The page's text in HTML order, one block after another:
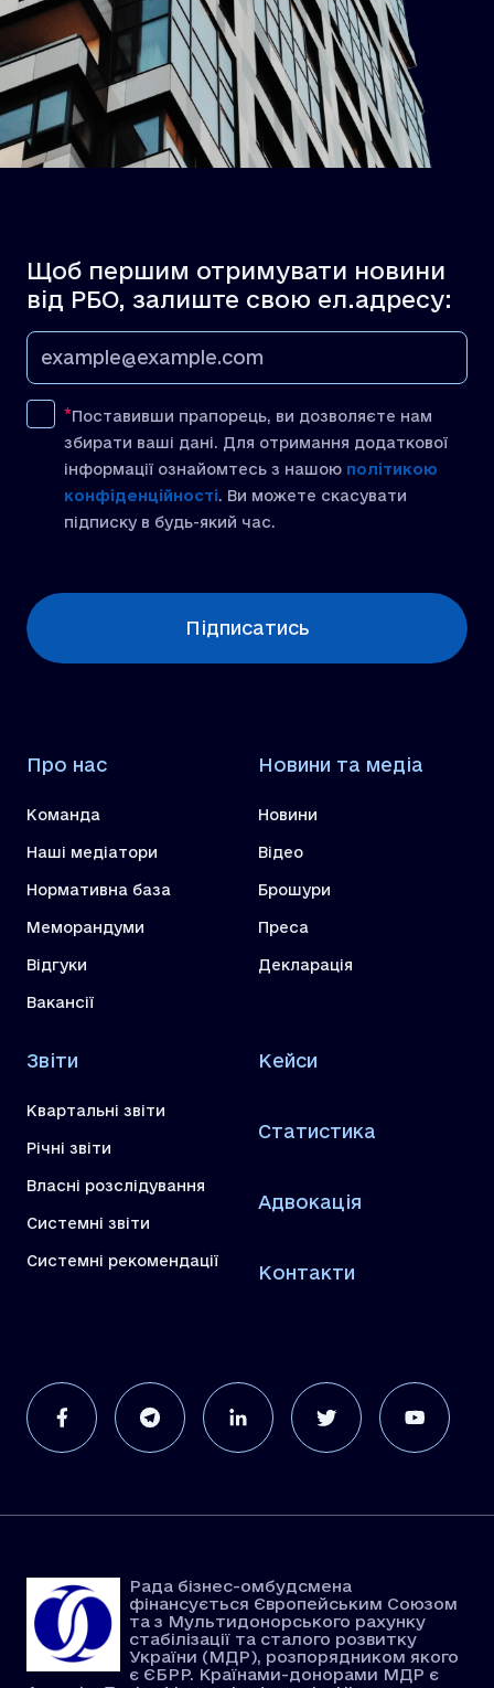
Щоб першим отримувати новини
від РБО, залиште свою ел.адресу:
Поставивши прапорець, ви дозволяєте нам
збирати ваші дані. Для отримання додаткової
інформації ознайомтесь з нашою політикою
конфіденційності. Ви можете скасувати
підписку в будь-який час.
Підписатись
Про нас
Команда
Наші медіатори
Нормативна база
Меморандуми
Відгуки
Вакансії
Новини та медіа
Новини
Відео
Брошури
Преса
Декларація
Звіти
Квартальні звіти
Річні звіти
Власні розслідування
Системні звіти
Системні рекомендації
Кейси
Статистика
Адвокація
Контакти
Рада бізнес-омбудсмена
фінансується Європейським Союзом
та з Мультидонорського рахунку
стабілізації та сталого розвитку
України (МДР), розпорядником якого
є ЄБРР. Країнами-донорами МДР є